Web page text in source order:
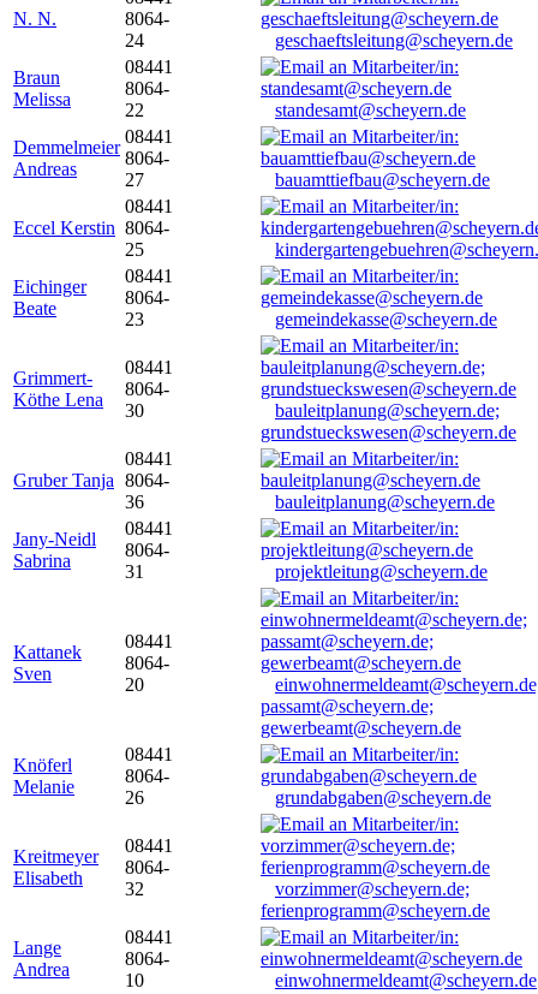
N. N.
8064-
24
geschaeftsleitung@scheyern.de
Braun
Melissa
08441
8064-
22
standesamt@scheyern.de
Demmelmeier
Andreas
08441
8064-
27
bauamttiefbau@scheyern.de
Eccel Kerstin
08441
8064-
25
Eichinger
Beate
08441
8064-
23
gemeindekasse@scheyern.de
Grimmert-
Köthe Lena
08441
8064-
30
bauleitplanung@scheyern.de;
grundstueckswesen@scheyern.de
Gruber Tanja
08441
8064-
36
bauleitplanung@scheyern.de
Jany-Neidl
Sabrina
08441
8064-
31
projektleitung@scheyern.de
Kattanek
Sven
08441
8064-
20
passamt@scheyern.de;
gewerbeamt@scheyern.de
Knöferl
Melanie
08441
8064-
26
grundabgaben@scheyern.de
Kreitmeyer
Elisabeth
08441
8064-
32
vorzimmer@scheyern.de;
ferienprogramm@scheyern.de
Lange
Andrea
08441
8064-
10
einwohnermeldeamt@scheyern.de